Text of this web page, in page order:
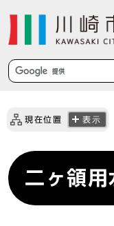
現在位置 表示
二ヶ領用